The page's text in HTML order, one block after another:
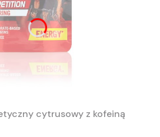
cytrusowy z kofeiną